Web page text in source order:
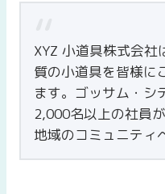
XYZ 小道具株式会
質の小道具を皆様に
ます。ゴッサム・シ
2,000名以上の社員
地域のコミュニティ